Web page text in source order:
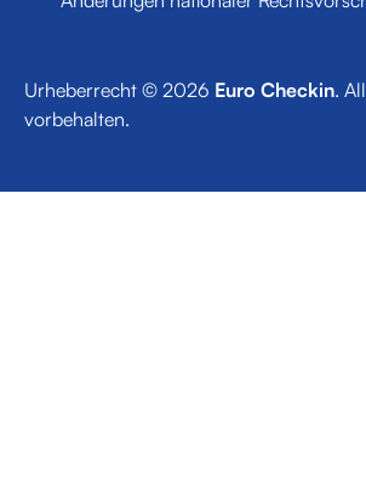
Urheberrecht © 2026 Euro Checkin.
vorbehalten.